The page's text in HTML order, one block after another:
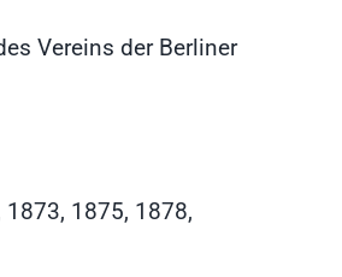
Vereins der Berliner
1873, 1875, 1878,